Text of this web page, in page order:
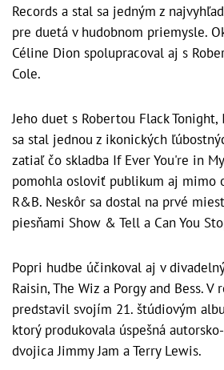
Records a stal sa jedným z
pre duetá v hudobnom priemysle.
Céline Dion spolupracoval aj s
Cole.
Jeho duet s Robertou Flack Tonight,
sa stal jednou z ikonických
zatiaľ čo skladba If Ever You're in
pomohla osloviť publikum aj mimo
R&B. Neskôr sa dostal na prvé
piesňami Show & Tell a Can You
Popri hudbe účinkoval aj v
Raisin, The Wiz a Porgy and Bess.
predstavil svojím 21. štúdiovým
ktorý produkovala úspešná
dvojica Jimmy Jam a Terry Lewis.